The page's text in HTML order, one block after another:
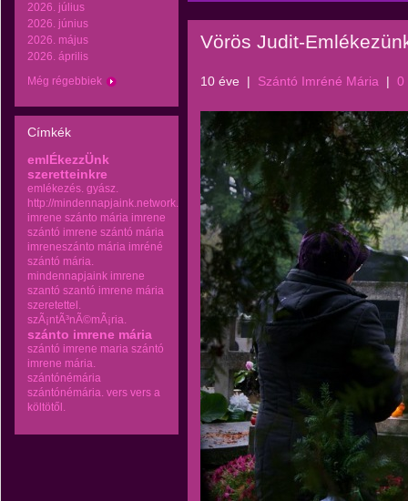
2026. július
2026. június
2026. május
2026. április
Még régebbiek
Címkék
emlÉkezzÜnk
szeretteinkre
emlékezés. gyász.
http://mindennapjaink.network.hu
imrene szánto mária imrene
szántó imrene szántó mária
imreneszánto mária imréné
szántó mária.
mindennapjaink imrene
szantó szantó imrene mária
szeretettel.
szÃ¡ntÃ³nÃ©mÃ¡ria.
szánto imrene mária
szántó imrene maria szántó
imrene mária.
szántónémária
szántónémária. vers vers a
költötől.
Vörös Judit-
10 éve | Szántó Imréné Mária | 0